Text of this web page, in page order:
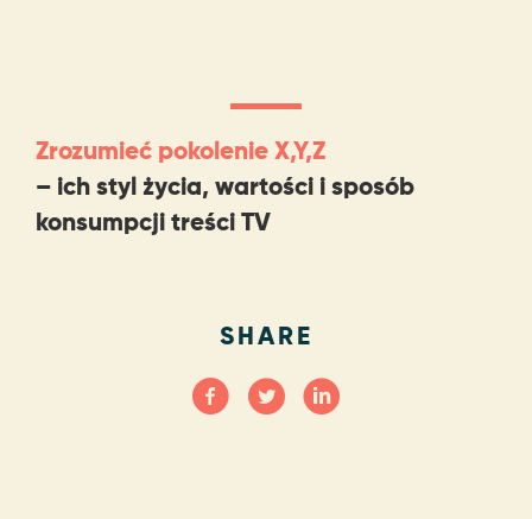
Zrozumieć pokolenie X,Y,Z
– ich styl życia, wartości i sposób
konsumpcji treści TV
SHARE